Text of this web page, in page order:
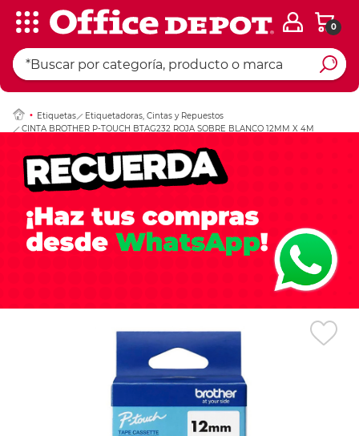
0
Etiquetas
Etiquetadoras, Cintas y Repuestos
CINTA BROTHER P-TOUCH BTAG232 ROJA SOBRE BLANCO 12MM X 4M
Ingresar Codigo